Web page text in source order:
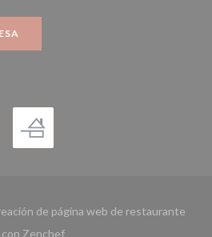
de página web de restaurante
con Zenchef((abre en una nueva ventana))